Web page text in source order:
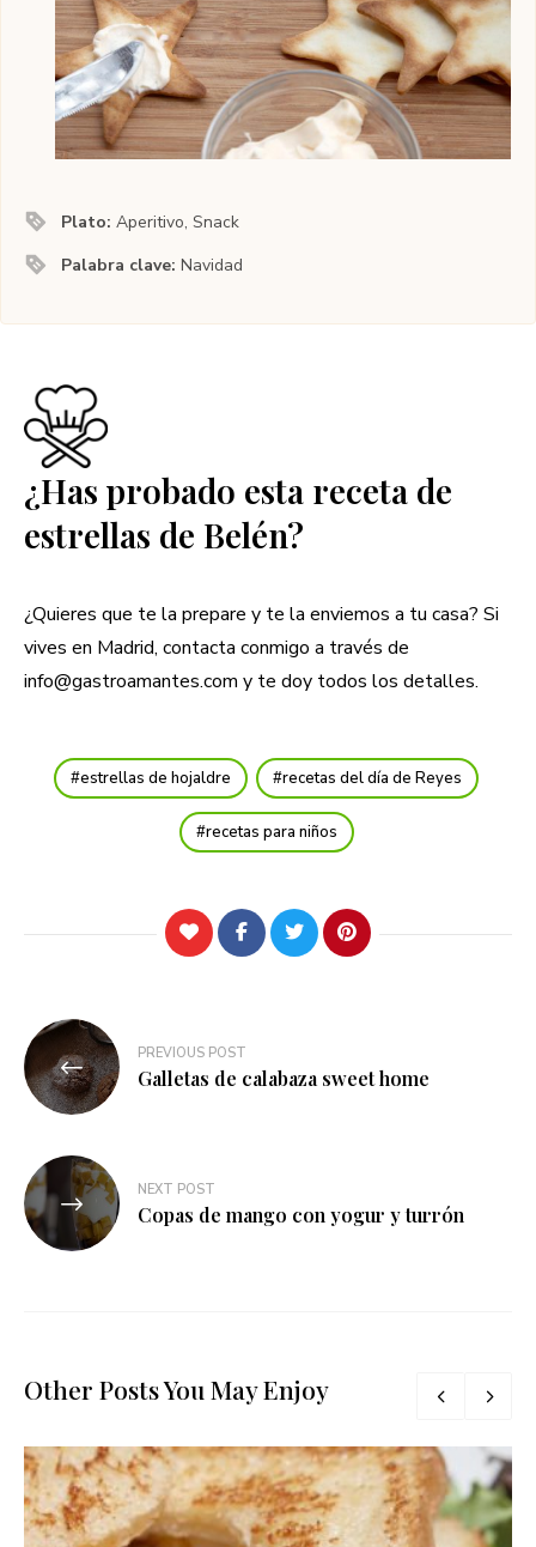
Plato:Aperitivo, Snack
Palabra clave:Navidad
¿Has probado esta receta de
estrellas de Belén?
¿Quieres que te la prepare y te la enviemos a tu casa? Si
vives en Madrid, contacta conmigo a través de
info@gastroamantes.com y te doy todos los detalles.
estrellas de hojaldre recetas del día de Reyes
recetas para niños
Navegación
de
entradas
PREVIOUS POST
Galletas de calabaza sweet home
NEXT POST
Copas de mango con yogur y turrón
Other Posts You May Enjoy